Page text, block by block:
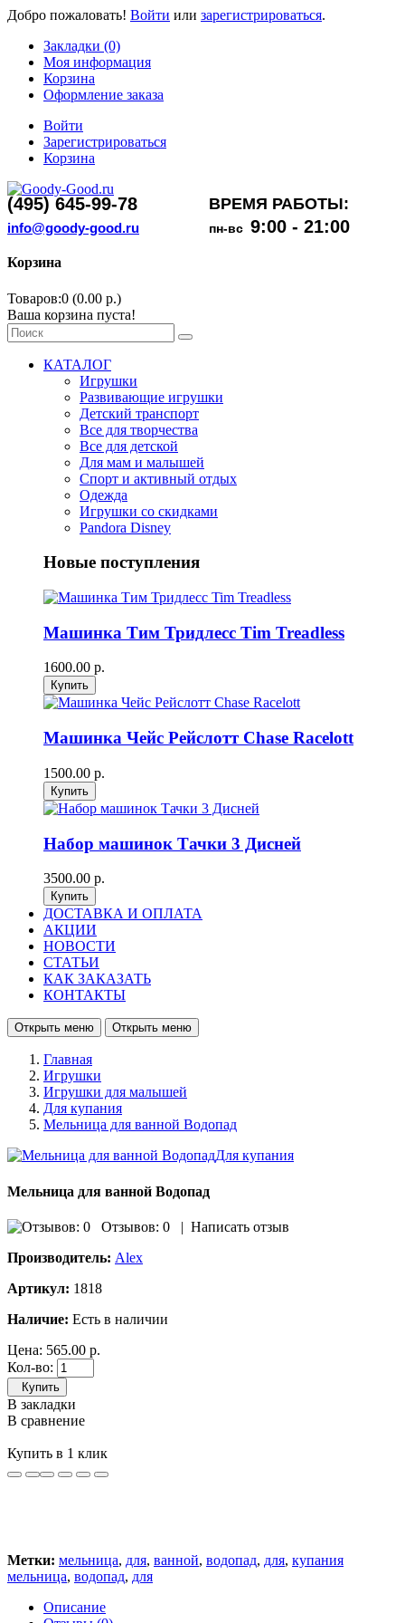
Добро пожаловать! Войти или зарегистрироваться.
Закладки (0)
Моя информация
Корзина
Оформление заказа
Войти
Зарегистрироваться
Корзина
(495) 645-99-78 ВРЕМЯ РАБОТЫ:
info@goody-good.ru пн-вс 9:00 - 21:00
Корзина
Товаров:0 (0.00 р.)
Ваша корзина пуста!
КАТАЛОГ
Игрушки
Развивающие игрушки
Детский транспорт
Все для творчества
Все для детской
Для мам и малышей
Спорт и активный отдых
Одежда
Игрушки со скидками
Pandora Disney
Новые поступления
Машинка Тим Тридлесс Tim Treadless
1600.00 р.
Машинка Чейс Рейслотт Chase Racelott
1500.00 р.
Набор машинок Тачки 3 Дисней
3500.00 р.
ДОСТАВКА И ОПЛАТА
АКЦИИ
НОВОСТИ
СТАТЬИ
КАК ЗАКАЗАТЬ
КОНТАКТЫ
Открыть меню Открыть меню
Главная
Игрушки
Игрушки для малышей
Для купания
Мельница для ванной Водопад
Мельница для ванной Водопад
Отзывов: 0 | Написать отзыв
Производитель: Alex
Артикул: 1818
Наличие: Есть в наличии
Цена: 565.00 р.
Кол-во:
Купить
В закладки
В сравнение
Купить в 1 клик
Метки: мельница, для, ванной, водопад, для, купания
мельница, водопад, для
Описание